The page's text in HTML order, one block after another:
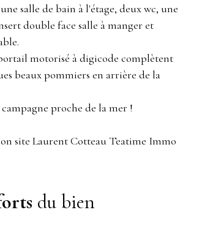
salle de bain à l'étage, deux wc, une
double face salle à manger et
motorisé à digicode complètent
beaux pommiers en arrière de la
proche de la mer !
site Laurent Cotteau Teatime Immo
du bien